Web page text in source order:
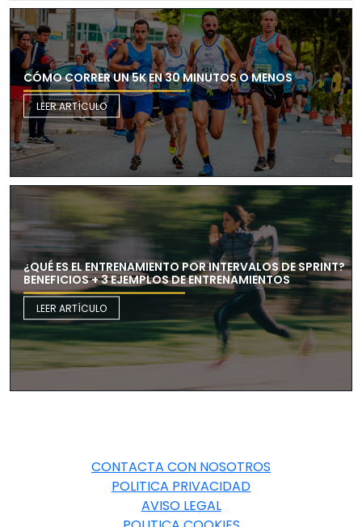
CÓMO CORRER UN 5K EN 30 MINUTOS O MENOS
LEER ARTÍCULO
¿QUÉ ES EL ENTRENAMIENTO POR INTERVALOS DE SPRINT?
BENEFICIOS + 3 EJEMPLOS DE ENTRENAMIENTOS
LEER ARTÍCULO
CONTACTA CON NOSOTROS
POLITICA PRIVACIDAD
AVISO LEGAL